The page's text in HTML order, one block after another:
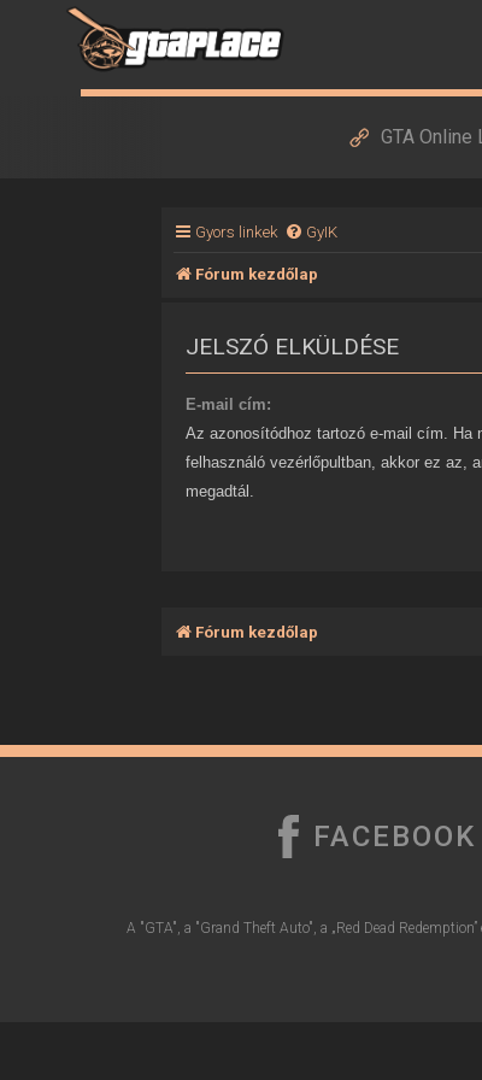
GTA Online
Gyors linkek GyIK
Fórum kezdőlap
JELSZÓ ELKÜLDÉSE
E-mail cím:
Az azonosítódhoz tartozó e-mail cím. Ha
felhasználó vezérlőpultban, akkor ez az,
megadtál.
Fórum kezdőlap
FACEBOOK
A "GTA", a "Grand Theft Auto", a „Red Dead